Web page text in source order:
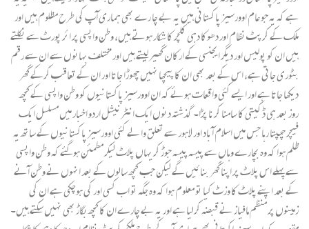
ہے کہ یہ جو عام اوورسیز پاکستانی ہیں یہ بے چا رے بھی ہماری آپ کی طرح مظلوم ہیں اور
ملک کے کرپٹ نظام اور دھوکا دہی کلچر کا شکار ہوتے ہیں، وطن واپسی پر ائر پورٹ سے نکلتے
ہیں ان کو پولیس اور دیگر ایجنسی کے ارکان گھیر لیتے ہیں اور مختلف بہانوں سے ان سے رقم
بٹوری جاتی ہے، اس کے بعد بھی ان کا پیچھا نہیں چھوڑا جاتا اور ان کے تعاقب کرکے گھر
دیکھا جاتا ہے اور ایسے کئی واقعات ہوئے کہ ان اوورسیز پاکستانیوں کو وطن واپسی کے کچھ
روز بعد ہی ڈکیتی کا سامنا کرنا پڑا۔ گذشتہ دنوں ایک انٹرنیشل اردو اخبار میں مسلسل ایک
فیچر چھپتا رہا جس میں اسلام آباد اور لاہور سے تعلق والے کئی اوورسیز پاکستانیوں کے ساتھ یہ
ظلم ہوا کہ وہ بچارے وہاں سے پیسہ پیسہ جوڑ کر یہاں پلاٹ لیکر مطمئن ہوگئے کہ وطن واپسی
سے پہلے اس پلاٹ پر اپنا گھر بنائیں گے لیکن جب کچھ سالوں کے بعد انہوں نے وطن آنے
کے بعد اپنے پلاٹ کا وزٹ کیا تو معلوم ہوا کہ وہ جگہ تو اب کسی اور کی ہوچکی ہے ان کی
زمینوں پر منظم مافیاز نے قبضہ کرلیا ہے اور یہ بے چارے ان کا کچھ بگاڑ بھی نہیں سکتے ہیں۔